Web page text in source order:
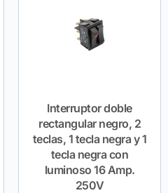
Interruptor doble
rectangular negro, 2
teclas, 1 tecla negra y 1
tecla negra con
luminoso 16 Amp.
250V